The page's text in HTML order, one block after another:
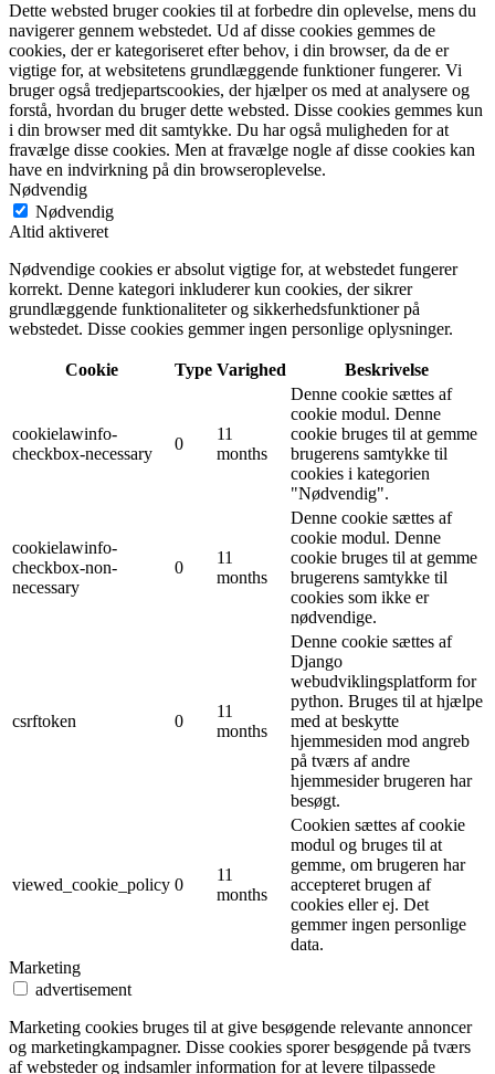
Dette websted bruger cookies til at forbedre din oplevelse, mens du
navigerer gennem webstedet. Ud af disse cookies gemmes de
cookies, der er kategoriseret efter behov, i din browser, da de er
vigtige for, at websitetens grundlæggende funktioner fungerer. Vi
bruger også tredjepartscookies, der hjælper os med at analysere og
forstå, hvordan du bruger dette websted. Disse cookies gemmes kun
i din browser med dit samtykke. Du har også muligheden for at
fravælge disse cookies. Men at fravælge nogle af disse cookies kan
have en indvirkning på din browseroplevelse.
Nødvendig
Nødvendig
Altid aktiveret
Nødvendige cookies er absolut vigtige for, at webstedet fungerer
korrekt. Denne kategori inkluderer kun cookies, der sikrer
grundlæggende funktionaliteter og sikkerhedsfunktioner på
webstedet. Disse cookies gemmer ingen personlige oplysninger.
Cookie Type Varighed Beskrivelse
cookielawinfo-
checkbox-necessary
0
11
months
Denne cookie sættes af
cookie modul. Denne
cookie bruges til at gemme
brugerens samtykke til
cookies i kategorien
"Nødvendig".
cookielawinfo-
checkbox-non-
necessary
0
11
months
Denne cookie sættes af
cookie modul. Denne
cookie bruges til at gemme
brugerens samtykke til
cookies som ikke er
nødvendige.
csrftoken 0
11
months
Denne cookie sættes af
Django
webudviklingsplatform for
python. Bruges til at hjælpe
med at beskytte
hjemmesiden mod angreb
på tværs af andre
hjemmesider brugeren har
besøgt.
viewed_cookie_policy 0
11
months
Cookien sættes af cookie
modul og bruges til at
gemme, om brugeren har
accepteret brugen af ​​
cookies eller ej. Det
gemmer ingen personlige
data.
Marketing
advertisement
Marketing cookies bruges til at give besøgende relevante annoncer
og marketingkampagner. Disse cookies sporer besøgende på tværs
af websteder og indsamler information for at levere tilpassede